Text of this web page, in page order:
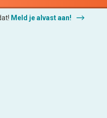
Meld je alvast aan!